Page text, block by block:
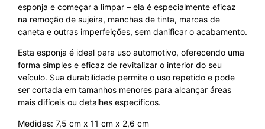
esponja e começar a limpar – ela é especialmente eficaz
na remoção de sujeira, manchas de tinta, marcas de
caneta e outras imperfeições, sem danificar o acabamento.
Esta esponja é ideal para uso automotivo, oferecendo uma
forma simples e eficaz de revitalizar o interior do seu
veículo. Sua durabilidade permite o uso repetido e pode
ser cortada em tamanhos menores para alcançar áreas
mais difíceis ou detalhes específicos.
Medidas: 7,5 cm x 11 cm x 2,6 cm